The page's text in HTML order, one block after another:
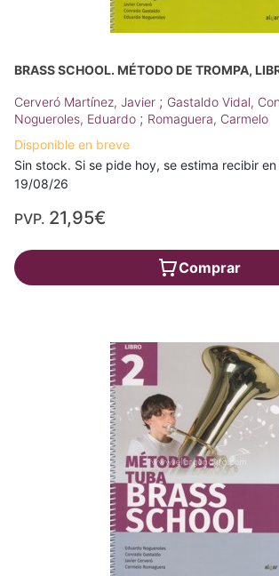
BRASS SCHOOL. MÉTODO DE TROMPA,
Cerveró Martínez, Javier ; Gastaldo Vidal,
Nogueroles, Eduardo ; Romaguera, Carmelo
Disponible en breve
Sin stock. Si se pide hoy, se estima recibir
19/08/26
PVP. 21,95€
Comprar